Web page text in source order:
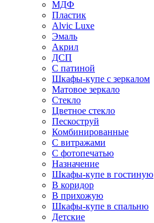
МДФ
Пластик
Alvic Luxe
Эмаль
Акрил
ДСП
С патиной
Шкафы-купе с зеркалом
Матовое зеркало
Стекло
Цветное стекло
Пескоструй
Комбинированные
С витражами
С фотопечатью
Назначение
Шкафы-купе в гостиную
В коридор
В прихожую
Шкафы-купе в спальню
Детские